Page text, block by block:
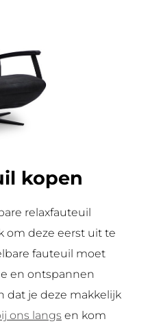
kopen
relaxfauteuil
om deze eerst uit te
fauteuil moet
en ontspannen
dat je deze makkelijk
ons langs en kom